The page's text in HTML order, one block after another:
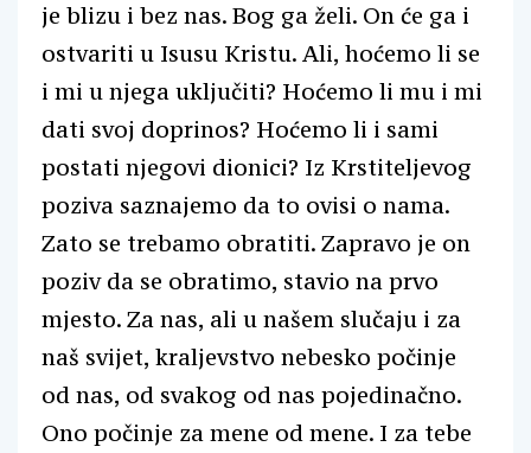
je blizu i bez nas. Bog ga želi. On će ga i
ostvariti u Isusu Kristu. Ali, hoćemo li se
i mi u njega uključiti? Hoćemo li mu i mi
dati svoj doprinos? Hoćemo li i sami
postati njegovi dionici? Iz Krstiteljevog
poziva saznajemo da to ovisi o nama.
Zato se trebamo obratiti. Zapravo je on
poziv da se obratimo, stavio na prvo
mjesto. Za nas, ali u našem slučaju i za
naš svijet, kraljevstvo nebesko počinje
od nas, od svakog od nas pojedinačno.
Ono počinje za mene od mene. I za tebe